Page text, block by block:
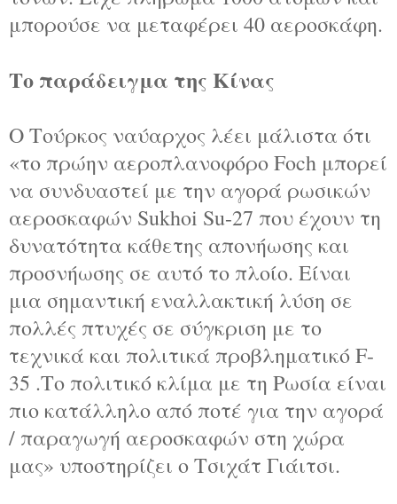
μπορούσε να μεταφέρει 40 αεροσκάφη.
Το παράδειγμα της Κίνας
Ο Τούρκος ναύαρχος λέει μάλιστα ότι
«το πρώην αεροπλανοφόρο Foch μπορεί
να συνδυαστεί με την αγορά ρωσικών
αεροσκαφών Sukhoi Su-27 που έχουν τη
δυνατότητα κάθετης απονήωσης και
προσνήωσης σε αυτό το πλοίο. Είναι
μια σημαντική εναλλακτική λύση σε
πολλές πτυχές σε σύγκριση με το
τεχνικά και πολιτικά προβληματικό F-
35 .Το πολιτικό κλίμα με τη Ρωσία είναι
πιο κατάλληλο από ποτέ για την αγορά
/ παραγωγή αεροσκαφών στη χώρα
μας» υποστηρίζει ο Τσιχάτ Γιάιτσι.